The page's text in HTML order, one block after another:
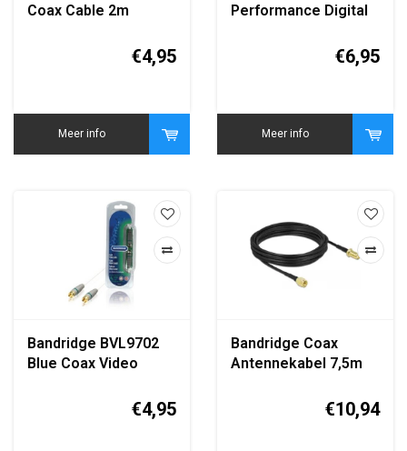
Coax Cable 2m
€4,95
Meer info
Performance Digital
€6,95
Meer info
Bandridge BVL9702
Blue Coax Video
€4,95
Bandridge Coax
Antennekabel 7,5m
€10,94